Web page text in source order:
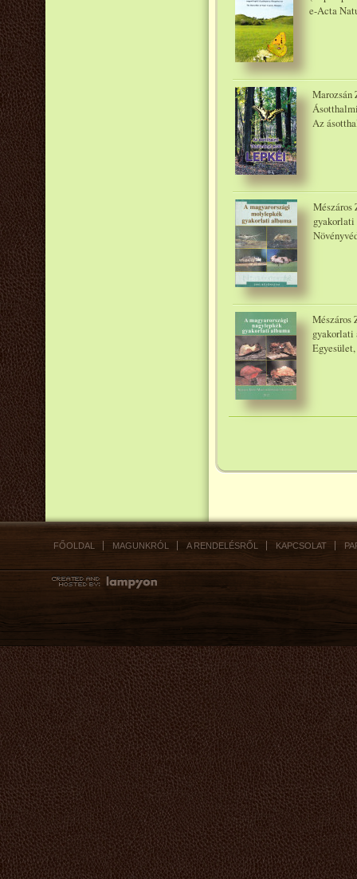
e-Acta
Marozsán
Az
Mészáros
gyakorlati
Mészáros
gyakorlati
FŐOLDAL MAGUNKRÓL A RENDELÉSRŐL KAPCSOLAT